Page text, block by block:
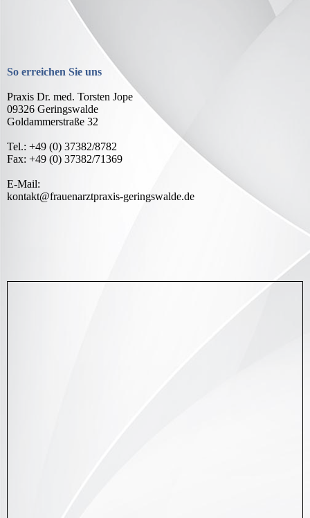
So erreichen Sie uns
Praxis Dr. med. Torsten Jope
09326 Geringswalde
Goldammerstraße 32
Tel.: +49 (0) 37382/8782
Fax: +49 (0) 37382/71369
E-Mail:
kontakt@frauenarztpraxis-geringswalde.de